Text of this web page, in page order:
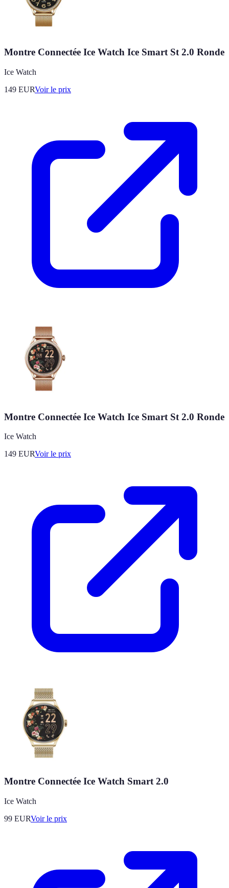
Montre Connectée Ice Watch Ice Smart St 2.0 Ronde
Ice Watch
149 EURVoir le prix
Montre Connectée Ice Watch Ice Smart St 2.0 Ronde
Ice Watch
149 EURVoir le prix
Montre Connectée Ice Watch Smart 2.0
Ice Watch
99 EURVoir le prix